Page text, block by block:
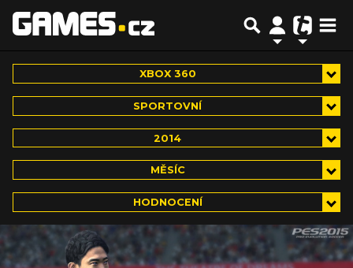
XBOX 360
SPORTOVNÍ
2014
MĚSÍC
HODNOCENÍ